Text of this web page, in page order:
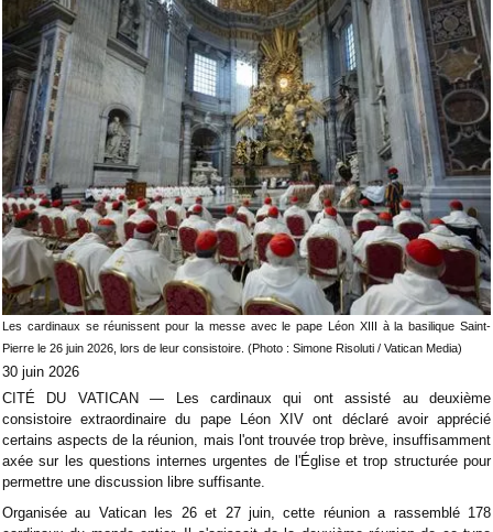
Les cardinaux se réunissent pour la messe avec le pape Léon XIII à la basilique Saint-
Pierre le 26 juin 2026, lors de leur consistoire. (Photo : Simone Risoluti / Vatican Media)
30 juin 2026
CITÉ DU VATICAN — Les cardinaux qui ont assisté au deuxième
consistoire extraordinaire du pape Léon XIV ont déclaré avoir apprécié
certains aspects de la réunion, mais l'ont trouvée trop brève, insuffisamment
axée sur les questions internes urgentes de l'Église et trop structurée pour
permettre une discussion libre suffisante.
Organisée au Vatican les 26 et 27 juin, cette réunion a rassemblé 178